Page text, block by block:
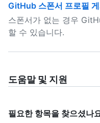
GitHub 스폰서 프로필
스폰서가 없는 경우
할 수 있습니다.
도움말 및 지원
필요한 항목을 찾으셨나